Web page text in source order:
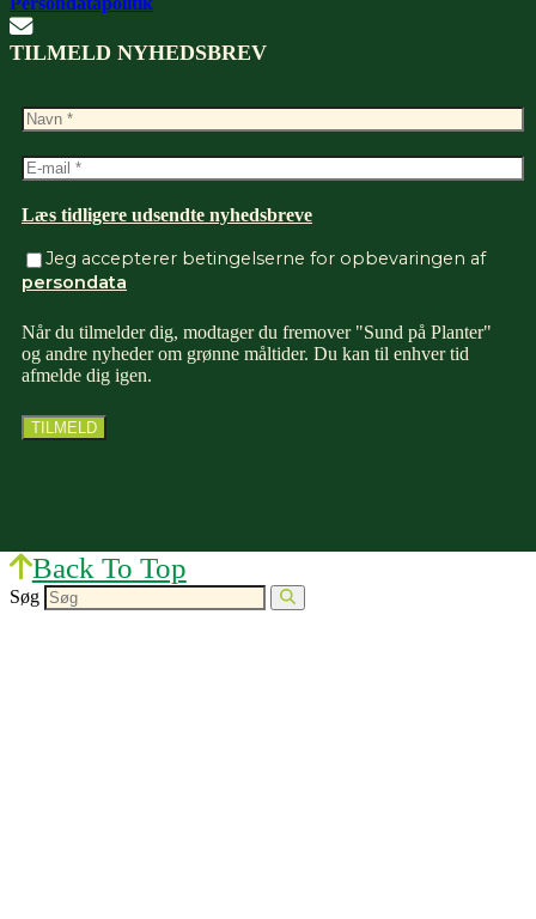
TILMELD NYHEDSBREV
Læs tidligere udsendte nyhedsbreve
Jeg accepterer betingelserne for opbevaringen af
persondata
Når du tilmelder dig, modtager du fremover "Sund på Planter"
og andre nyheder om grønne måltider. Du kan til enhver tid
afmelde dig igen.
Back To Top
Søg